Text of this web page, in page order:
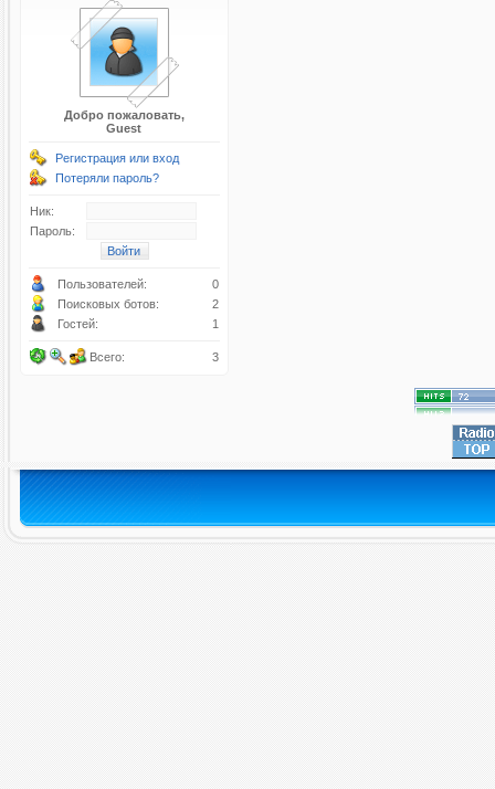
Добро пожаловать,
Guest
Регистрация или вход
Потеряли пароль?
Ник:
Пароль:
Пользователей:
0
Поисковых ботов:
2
Гостей:
1
Всего: 3